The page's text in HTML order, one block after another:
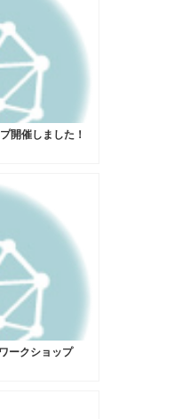
開催しました！
ークショップ